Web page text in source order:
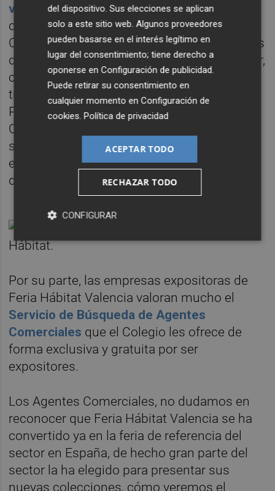
ventajas por ser colegiado, se empiezan a
ofrecer mucho antes del inicio del evento. El
Colegio proporciona las entradas y los pases
de parking, tanto a sus colegiados del Sector,
como a todos los Colegiados de España a
través de sus propios Colegios.
Posteriormente durante la celebración del
Certamen el Colegio sigue prestando sus
servicios en su Stand Permanente, situado
en el NIVEL 2 FORO CENTRO DISTRIBUIDOR
de Feria.
Por su parte, las empresas expositoras de
Feria Hábitat Valencia valoran mucho el
Servicio de Búsqueda de Agentes
Comerciales que el Colegio les ofrece de
forma exclusiva y gratuita por ser
expositores.
Los Agentes Comerciales, no dudamos en
reconocer que Feria Hábitat Valencia se ha
convertido ya en la feria de referencia del
sector en España, de hecho gran parte del
sector la ha elegido para presentar sus
nuevas colecciones, cómo veremos el
del dispositivo. Sus elecciones se aplican
solo a este sitio web. Algunos proveedores
pueden basarse en el interés legítimo en
lugar del consentimiento; tiene derecho a
oponerse enConfiguración de publicidad
Puede retirar su consentimiento en
cualquier momento enConfiguración de
cookies .Política de privacidad
ACEPTAR TODO
RECHAZAR TODO
CONFIGURAR